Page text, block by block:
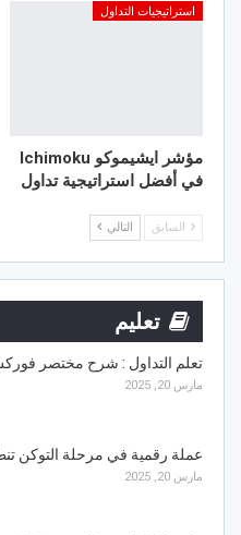
استراتيجيات التداول
مؤشر ايشيموكو Ichimoku
في أفضل استراتيجية تداول
السابق التالي
تعليم
تعلم التداول : شرح مختصر
مارس 20, 2025
عملة رقمية في مرحلة التوكن
مارس 20, 2025